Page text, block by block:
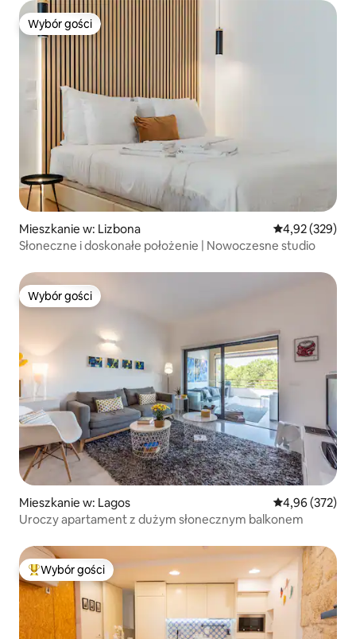
Wybór gości
Wybór gości
Mieszkanie w: Lizbona Średnia
4,92 (329)
Słoneczne i doskonałe położenie | Nowoczesne studio
Wybór gości
Wybór gości
Mieszkanie w: Lagos Średnia
4,96 (372)
Uroczy apartament z dużym słonecznym balkonem
Najpopularniejsze z kategorii Wybór gości
Wybór gości